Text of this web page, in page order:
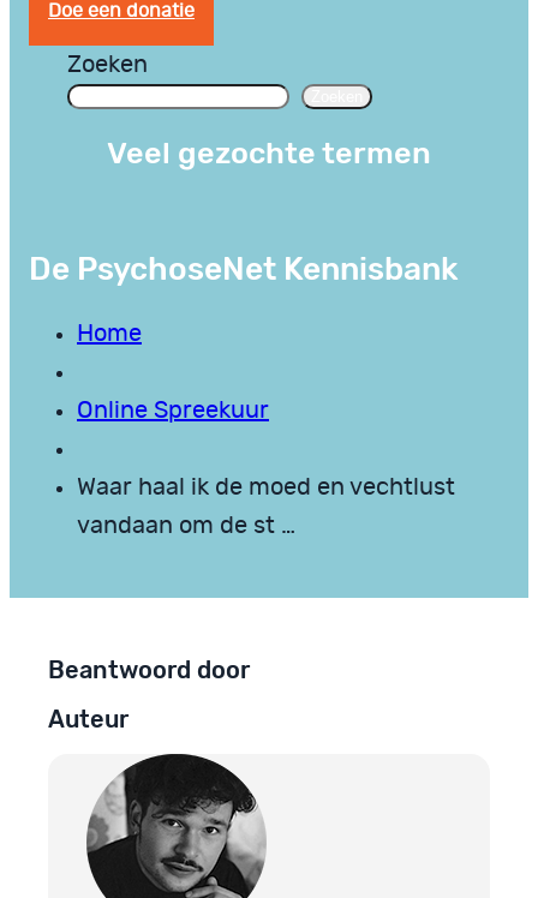
Doe een donatie
Zoeken
Veel gezochte termen
De PsychoseNet Kennisbank
Home
Online Spreekuur
Waar haal ik de moed en vechtlust
vandaan om de st …
Beantwoord door
Auteur